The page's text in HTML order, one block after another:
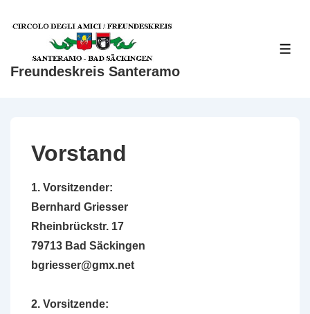
Zum
Freundeskreis Santeramo
Vorstand
1. Vorsitzender:
Bernhard Griesser
Rheinbrückstr. 17
79713 Bad Säckingen
bgriesser@gmx.net
2. Vorsitzende: